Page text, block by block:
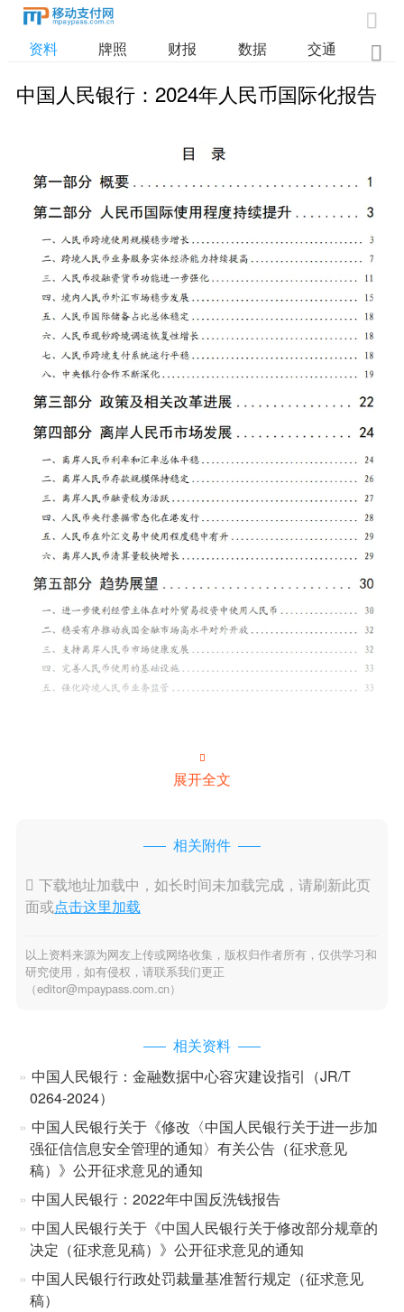

资料 牌照 财报 数据 交通 
中国人民银行：2024年人民币国际化报告

展开全文
相关附件
 下载地址加载中，如长时间未加载完成，请刷新此页
面或点击这里加载
以上资料来源为网友上传或网络收集，版权归作者所有，仅供学习和
研究使用，如有侵权，请联系我们更正
（editor@mpaypass.com.cn）
相关资料
中国人民银行：金融数据中心容灾建设指引（JR/T
0264-2024）
中国人民银行关于《修改〈中国人民银行关于进一步加
强征信信息安全管理的通知〉有关公告（征求意见
稿）》公开征求意见的通知
中国人民银行：2022年中国反洗钱报告
中国人民银行关于《中国人民银行关于修改部分规章的
决定（征求意见稿）》公开征求意见的通知
中国人民银行行政处罚裁量基准暂行规定（征求意见
稿）